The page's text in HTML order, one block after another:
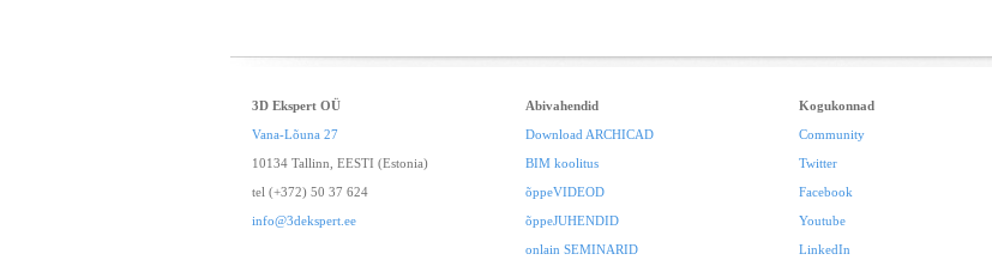
3D Ekspert OÜ
Vana-Lõuna 27
10134 Tallinn, EESTI (Estonia)
tel (+372) 50 37 624
info@3dekspert.ee
Abivahendid
Download ARCHICAD
BIM koolitus
õppeVIDEOD
õppeJUHENDID
onlain SEMINARID
Kogukonnad
Community
Twitter
Facebook
Youtube
LinkedIn